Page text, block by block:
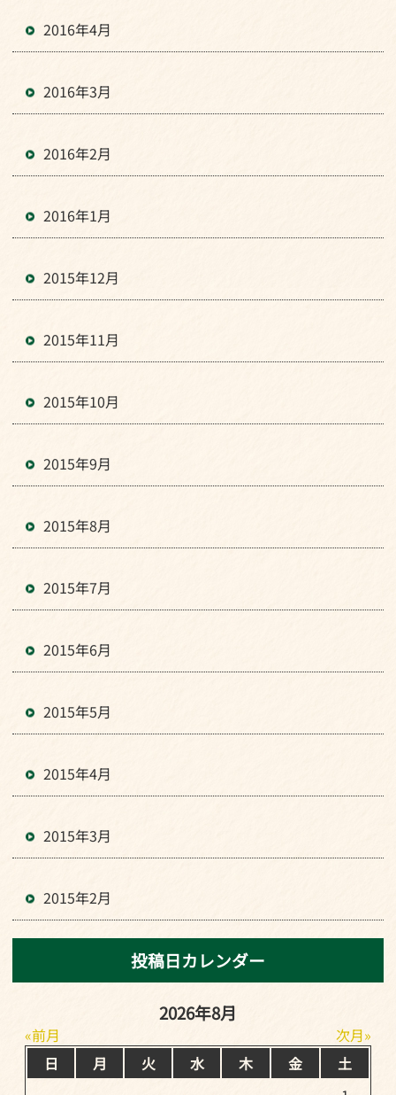
2016年4月
2016年3月
2016年2月
2016年1月
2015年12月
2015年11月
2015年10月
2015年9月
2015年8月
2015年7月
2015年6月
2015年5月
2015年4月
2015年3月
2015年2月
投稿日カレンダー
2026年8月
前月
次月
日
月 火 水 木 金
土